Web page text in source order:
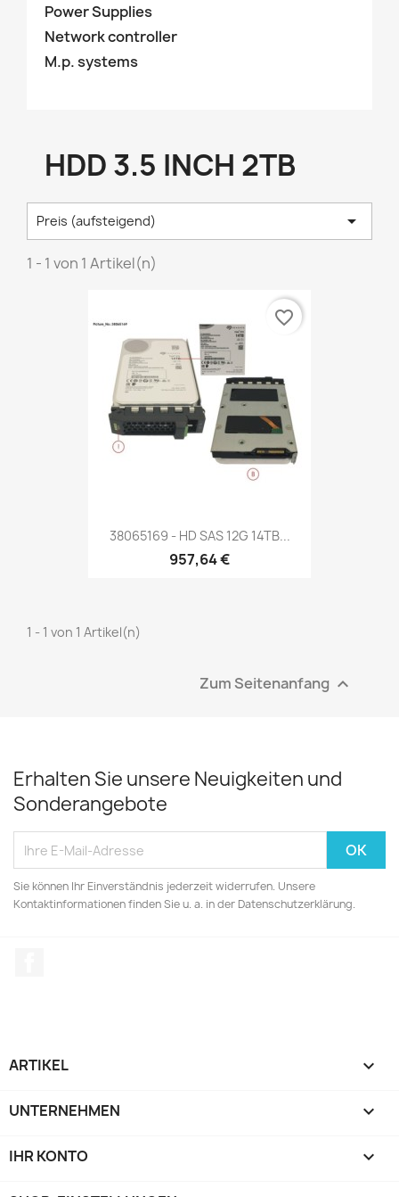
Power Supplies
Network controller
M.p. systems
HDD 3.5 INCH 2TB
Preis (aufsteigend) 
1 - 1 von 1 Artikel(n)
38065169 - HD SAS 12G 14TB...
957,64 €
favorite_border
1 - 1 von 1 Artikel(n)
Zum Seitenanfang 
Erhalten Sie unsere Neuigkeiten und
Sonderangebote
Sie können Ihr Einverständnis jederzeit widerrufen. Unsere
Kontaktinformationen finden Sie u. a. in der Datenschutzerklärung.
ARTIKEL 
UNTERNEHMEN 
IHR KONTO 